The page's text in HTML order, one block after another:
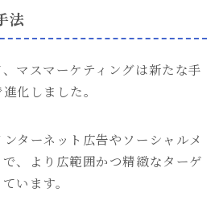
法
マスマーケティングは新たな手
化しました。
ターネット広告やソーシャルメ
、より広範囲かつ精緻なターゲ
います。